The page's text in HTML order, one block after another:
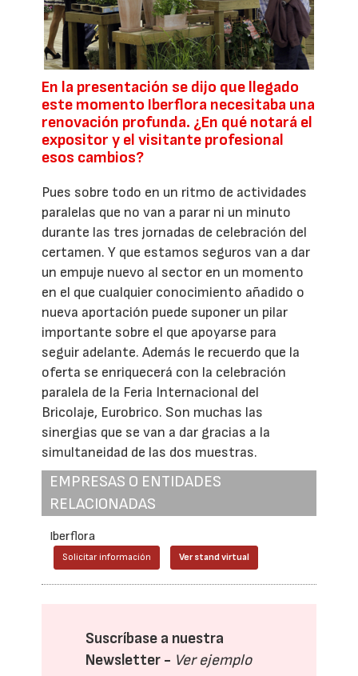
En la presentación se dijo que llegado
este momento Iberflora necesitaba una
renovación profunda. ¿En qué notará el
expositor y el visitante profesional
esos cambios?
Pues sobre todo en un ritmo de actividades
paralelas que no van a parar ni un minuto
durante las tres jornadas de celebración del
certamen. Y que estamos seguros van a dar
un empuje nuevo al sector en un momento
en el que cualquier conocimiento añadido o
nueva aportación puede suponer un pilar
importante sobre el que apoyarse para
seguir adelante. Además le recuerdo que la
oferta se enriquecerá con la celebración
paralela de la Feria Internacional del
Bricolaje, Eurobrico. Son muchas las
sinergias que se van a dar gracias a la
simultaneidad de las dos muestras.
EMPRESAS O ENTIDADES
RELACIONADAS
Iberflora
Solicitar información Ver stand virtual
Suscríbase a nuestra
Newsletter - Ver ejemplo